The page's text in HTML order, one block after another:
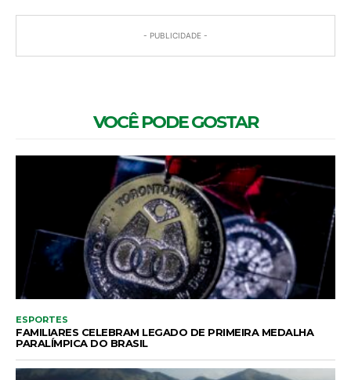
- PUBLICIDADE -
VOCÊ PODE GOSTAR
ESPORTES
FAMILIARES CELEBRAM LEGADO DE PRIMEIRA MEDALHA
PARALÍMPICA DO BRASIL